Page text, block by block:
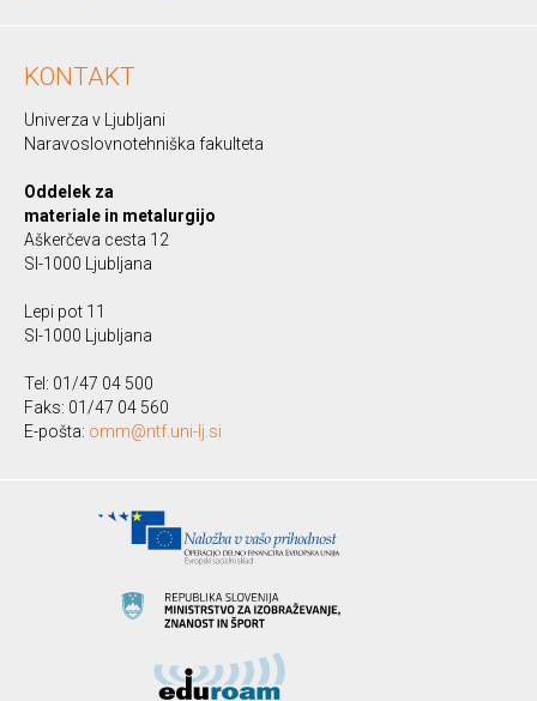
KONTAKT
Univerza v Ljubljani
Naravoslovnotehniška fakulteta
Oddelek za
materiale in metalurgijo
Aškerčeva cesta 12
SI-1000 Ljubljana
Lepi pot 11
SI-1000 Ljubljana
Tel: 01/47 04 500
Faks: 01/47 04 560
E-pošta: omm@ntf.uni-lj.si